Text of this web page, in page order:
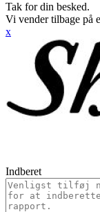
Tak for din besked.
Vi vender tilbage på
x
Indberet